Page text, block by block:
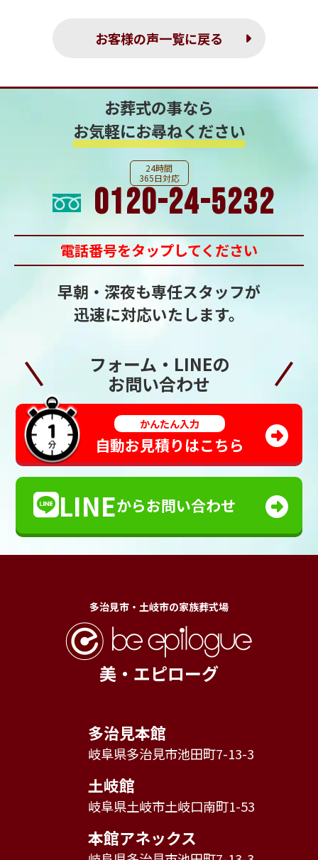
お客様の声一覧に戻る
お葬式の事なら
お気軽にお尋ねください
24時間
365日対応
0120-24-5232
電話番号をタップしてください
早朝・深夜も専任スタッフが
迅速に対応いたします。
フォーム・LINEの
お問い合わせ
かんたん入力
自動お見積りはこちら
LINEからお問い合わせ
多治見市・土岐市の家族葬式場
美・エピローグ
多治見本館
岐阜県多治見市池田町7-13-3
土岐館
岐阜県土岐市土岐口南町1-53
本館アネックス